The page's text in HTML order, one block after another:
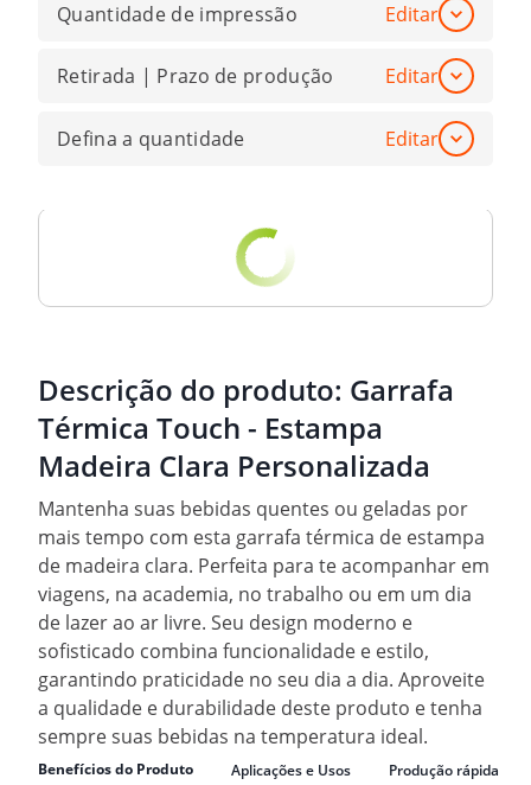
Quantidade de impressão Editar
Retirada | Prazo de produção Editar
Defina a quantidade Editar
Descrição do produto: Garrafa
Térmica Touch - Estampa
Madeira Clara Personalizada
Mantenha suas bebidas quentes ou geladas por
mais tempo com esta garrafa térmica de estampa
de madeira clara. Perfeita para te acompanhar em
viagens, na academia, no trabalho ou em um dia
de lazer ao ar livre. Seu design moderno e
sofisticado combina funcionalidade e estilo,
garantindo praticidade no seu dia a dia. Aproveite
a qualidade e durabilidade deste produto e tenha
sempre suas bebidas na temperatura ideal.
Benefícios do Produto Aplicações e Usos Produção rápida